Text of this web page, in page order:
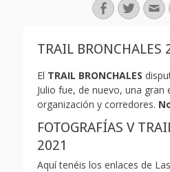
Facebook
TRAIL BRONCHALES
El TRAIL BRONCHALES
Julio fue, de nuevo, una gran
organización y corredores.
FOTOGRAFÍAS V
2021
Aquí tenéis los enlaces de